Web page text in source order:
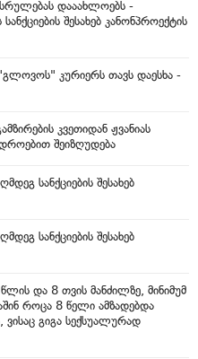
დააახლოებს -
შესახებ კანონპროექტის
კურიერს თავს დაესხა -
კვეთიდან ჟვანიას
შეიზღუდება
სანქციების შესახებ
სანქციების შესახებ
და 8 თვის მანძილზე, მინიმუმ
როცა 8 წელი ამზადებდა
გიგა სექსუალურად